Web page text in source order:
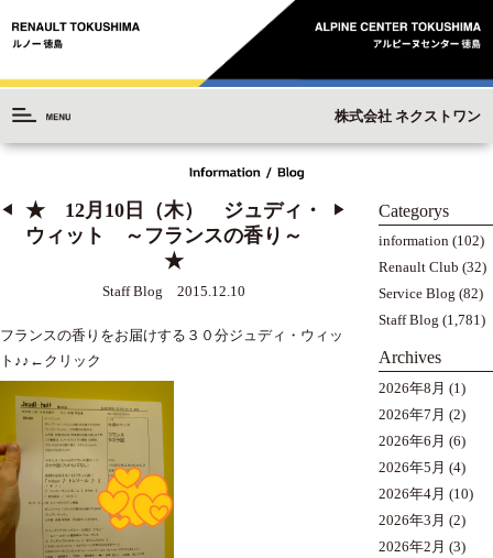
株式会社 ネクストワン
◀︎
★ 12月10日（木） ジュディ・
ウィット ～フランスの香り～
★
Staff Blog 2015.12.10
▶︎
フランスの香りをお届けする３０分ジュディ・ウィッ
ト♪♪ ←クリック
Categorys
information (102)
Renault Club (32)
Service Blog (82)
Staff Blog (1,781)
Archives
2026年8月 (1)
2026年7月 (2)
2026年6月 (6)
2026年5月 (4)
2026年4月 (10)
2026年3月 (2)
2026年2月 (3)